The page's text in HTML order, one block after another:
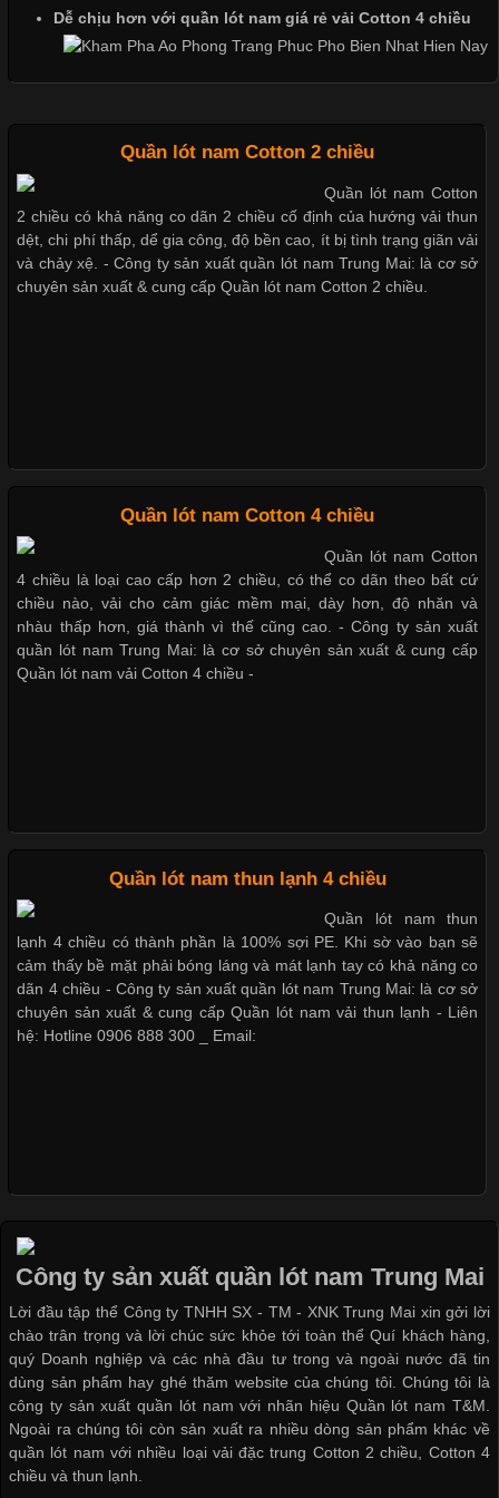
đơn vị lựa chọn hiện nay là sử dụng áo thun đồng phục công ty.
Không chỉ giúp tạo sự đồng bộ, áo thun
Chất Liệu Lycra Có Gì Đặc Biệt Trong Ngành Thời Trang?
Cập nhật 2026-05-27 17:03:46
Vải Lycra Là Gì? Chất Liệu Co Giãn Được Ưa Chuộng Trong
Ngành May Mặc Trong ngành thời trang hiện đại, các loại vải có
Trong những năm gần đây, vải Bamboo đang trở thành một
trong những chất liệu được yêu thích trong ngành thời trang
nhờ đặc tính mềm mại, thoáng khí và thân thiện với môi trường.
Không chỉ được ứng dụng trong quần áo thường ngày, loại vải
này còn xuất hiện nhiều trong các sản phẩm đồ lót
Vải thun là một trong những chất liệu được sử dụng rộng rãi
nhất trong ngành thời trang nhờ đặc tính co giãn, mềm mại và
thoải mái khi mặc. Từ áo thun, đồ thể thao cho đến đồ lót nam,
vải thun luôn đóng vai trò quan trọng trong quá trình sản xuất.
Hiện nay, nhu cầu tìm kiếm quần lót nam giá
thuộc và được sử dụng phổ biến nhất hiện nay. Không chỉ đa
dạng về màu sắc hay chất liệu, áo thun còn có nhiều form dáng
khác nhau để phù hợp với từng phong cách thời trang và nhu
cầu
Khám Phá Áo Phông Trang Phục Phổ Biến Nhất Hiện Nay
Dễ chịu hơn với quần lót nam giá rẻ vải Cotton 4 chiều
Quần lót nam Cotton 2 chiều
Quần lót nam Cotton
2 chiều có khả năng co dãn 2 chiều cố định của hướng vải thun
dệt, chi phí thấp, dể gia công, độ bền cao, ít bị tình trạng giãn vải
và chảy xệ. - Công ty sản xuất quần lót nam Trung Mai: là cơ sở
chuyên sản xuất & cung cấp Quần lót nam Cotton 2 chiều.
Quần lót nam Cotton 4 chiều
Quần lót nam Cotton
4 chiều là loại cao cấp hơn 2 chiều, có thể co dãn theo bất cứ
chiều nào, vải cho cảm giác mềm mại, dày hơn, độ nhăn và
nhàu thấp hơn, giá thành vì thế cũng cao. - Công ty sản xuất
quần lót nam Trung Mai: là cơ sở chuyên sản xuất & cung cấp
Quần lót nam vải Cotton 4 chiều -
Quần lót nam thun lạnh 4 chiều
Quần lót nam thun
lạnh 4 chiều có thành phần là 100% sợi PE. Khi sờ vào bạn sẽ
cảm thấy bề mặt phải bóng láng và mát lạnh tay có khả năng co
dãn 4 chiều - Công ty sản xuất quần lót nam Trung Mai: là cơ sở
chuyên sản xuất & cung cấp Quần lót nam vải thun lạnh - Liên
hệ: Hotline 0906 888 300 _ Email:
Công ty sản xuất quần lót nam Trung Mai
Lời đầu tập thể Công ty TNHH SX - TM - XNK Trung Mai xin gởi lời
chào trân trọng và lời chúc sức khỏe tới toàn thể Quí khách hàng,
quý Doanh nghiệp và các nhà đầu tư trong và ngoài nước đã tin
dùng sản phẩm hay ghé thăm website của chúng tôi. Chúng tôi là
công ty sản xuất quần lót nam với nhãn hiệu Quần lót nam T&M.
Ngoài ra chúng tôi còn sản xuất ra nhiều dòng sản phẩm khác về
quần lót nam với nhiều loại vải đặc trung Cotton 2 chiều, Cotton 4
chiều và thun lạnh.